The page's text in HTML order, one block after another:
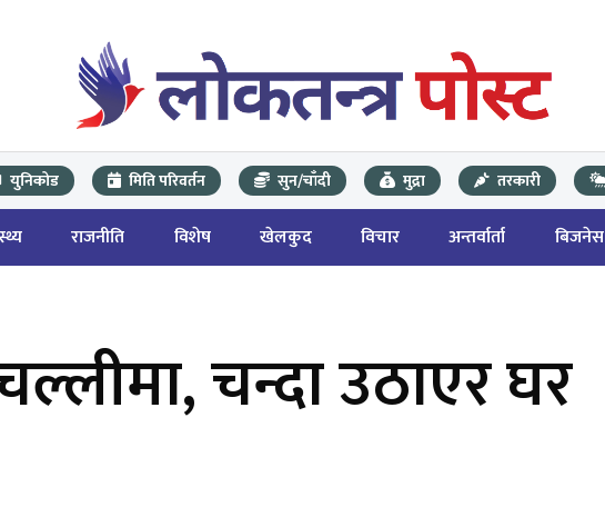
युनिकोड मिति परिवर्तन सुन/चाँदी मुद्रा तरकारी
राजनीति विशेष खेलकुद विचार अन्तर्वार्ता बिजनेस
चन्दा उठाएर घर